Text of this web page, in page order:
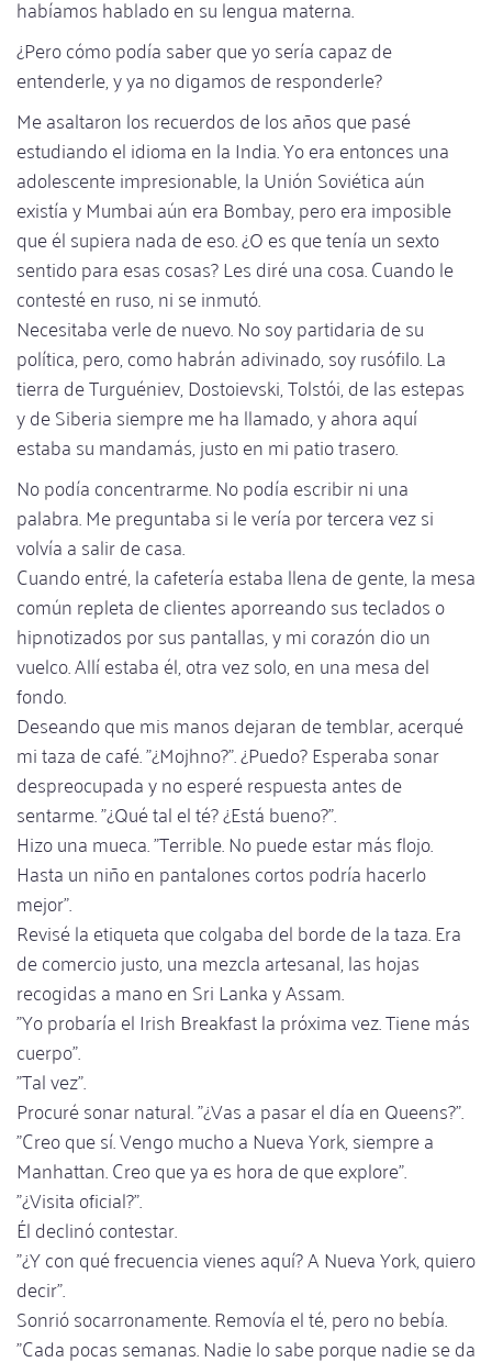
habíamos hablado en su lengua materna.
¿Pero cómo podía saber que yo sería capaz de
entenderle, y ya no digamos de responderle?
Me asaltaron los recuerdos de los años que pasé
estudiando el idioma en la India. Yo era entonces una
adolescente impresionable, la Unión Soviética aún
existía y Mumbai aún era Bombay, pero era imposible
que él supiera nada de eso. ¿O es que tenía un sexto
sentido para esas cosas? Les diré una cosa. Cuando le
contesté en ruso, ni se inmutó.
Necesitaba verle de nuevo. No soy partidaria de su
política, pero, como habrán adivinado, soy rusófilo. La
tierra de Turguéniev, Dostoievski, Tolstói, de las estepas
y de Siberia siempre me ha llamado, y ahora aquí
estaba su mandamás, justo en mi patio trasero.
No podía concentrarme. No podía escribir ni una
palabra. Me preguntaba si le vería por tercera vez si
volvía a salir de casa.
Cuando entré, la cafetería estaba llena de gente, la mesa
común repleta de clientes aporreando sus teclados o
hipnotizados por sus pantallas, y mi corazón dio un
vuelco. Allí estaba él, otra vez solo, en una mesa del
fondo.
Deseando que mis manos dejaran de temblar, acerqué
mi taza de café. "¿Mojhno?". ¿Puedo? Esperaba sonar
despreocupada y no esperé respuesta antes de
sentarme. "¿Qué tal el té? ¿Está bueno?".
Hizo una mueca. "Terrible. No puede estar más flojo.
Hasta un niño en pantalones cortos podría hacerlo
mejor".
Revisé la etiqueta que colgaba del borde de la taza. Era
de comercio justo, una mezcla artesanal, las hojas
recogidas a mano en Sri Lanka y Assam.
"Yo probaría el Irish Breakfast la próxima vez. Tiene más
cuerpo".
"Tal vez".
Procuré sonar natural. "¿Vas a pasar el día en Queens?".
"Creo que sí. Vengo mucho a Nueva York, siempre a
Manhattan. Creo que ya es hora de que explore".
"¿Visita oficial?".
Él declinó contestar.
"¿Y con qué frecuencia vienes aquí? A Nueva York, quiero
decir".
Sonrió socarronamente. Removía el té, pero no bebía.
"Cada pocas semanas. Nadie lo sabe porque nadie se da